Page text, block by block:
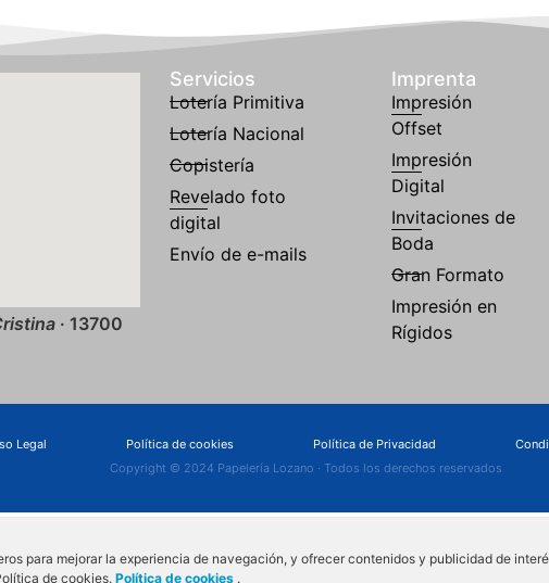
· 13700
Servicios
Lotería Primitiva
Lotería Nacional
Copistería
Revelado foto
digital
Envío de e-mails
Imprenta
Impresión
Offset
Impresión
Digital
Invitaciones de
Boda
Gran Formato
Impresión en
Rígidos
Legal Política de cookies Política de Privacidad
Copyright © 2024 Papelería Lozano · Todos los derechos reservados
para mejorar la experiencia de navegación, y ofrecer contenidos y publicidad de
de cookies. Política de cookies .